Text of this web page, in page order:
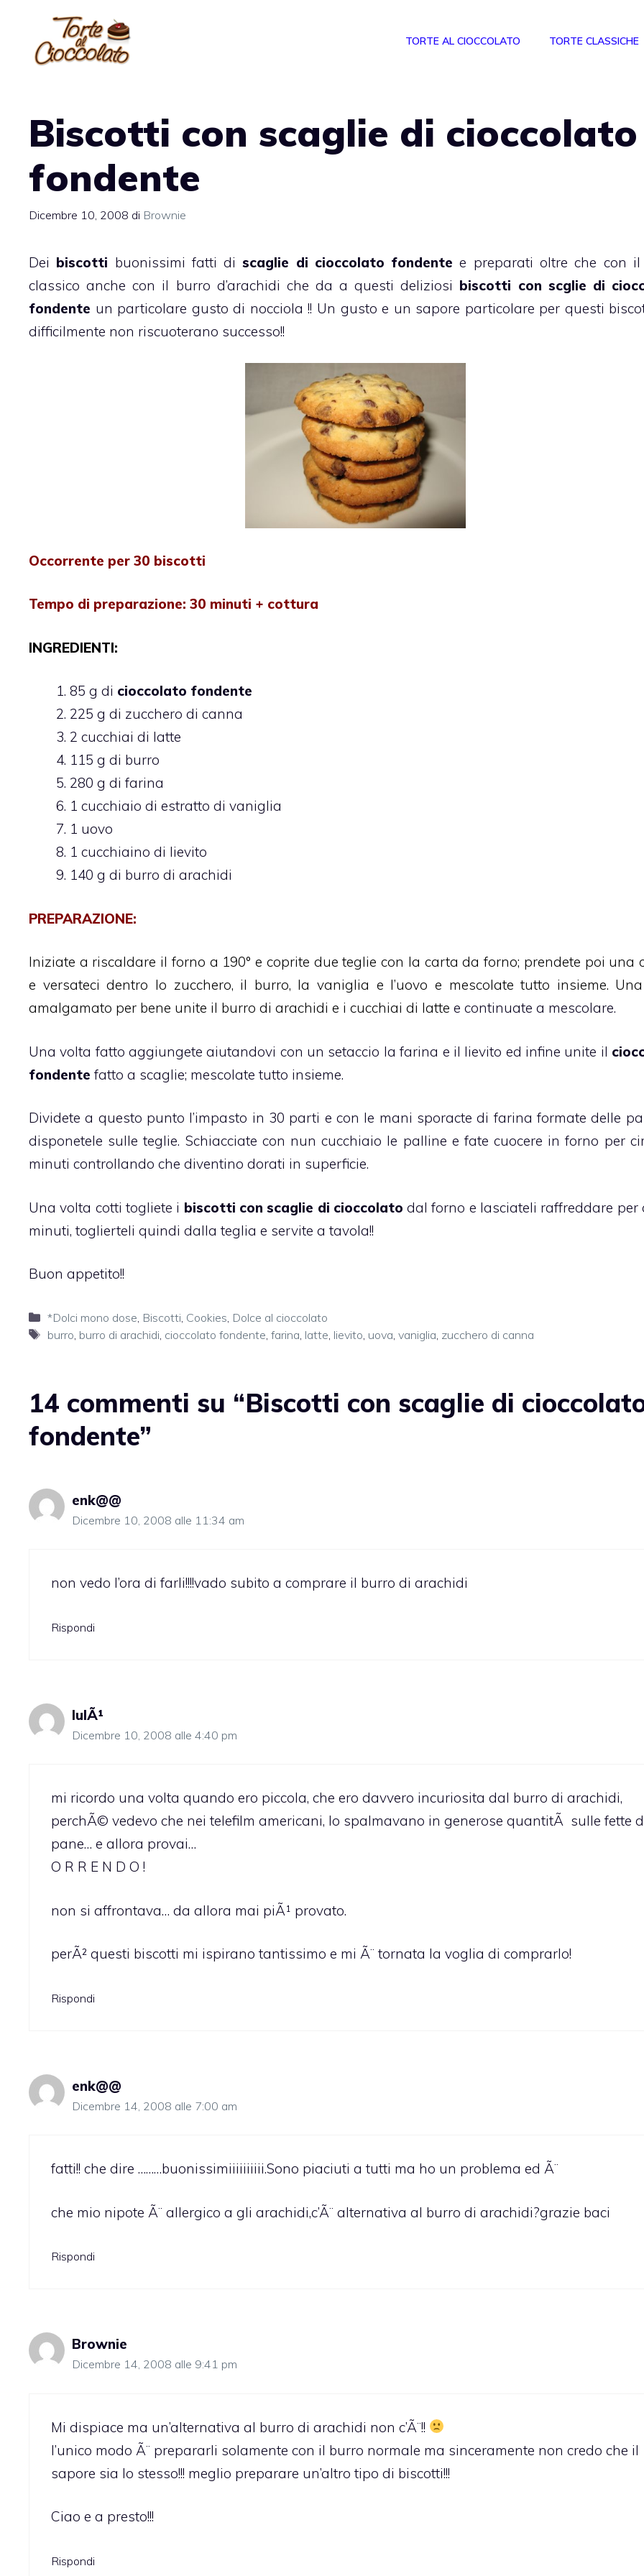
contenuto
TORTE AL CIOCCOLATO TORTE CLASSICHE
Biscotti con scaglie di cioccolato
fondente
Dicembre 10, 2008 di Brownie
Dei biscotti buonissimi fatti discaglie di cioccolato fondente e preparati oltre che con il
classico anche con il burro d’arachidi che da a questi deliziosi biscotti con scglie di
fondente un particolare gusto di nocciola !! Un gusto e un sapore particolare per questi
difficilmente non riscuoterano successo!!
Occorrente per 30 biscotti
Tempo di preparazione: 30 minuti + cottura
INGREDIENTI:
85 g di cioccolato fondente
225 g di zucchero di canna
2 cucchiai di latte
115 g di burro
280 g di farina
1 cucchiaio di estratto di vaniglia
1 uovo
1 cucchiaino di lievito
140 g di burro di arachidi
PREPARAZIONE:
Iniziate a riscaldare il forno a 190° e coprite due teglie con la carta da forno; prendete poi una
e versateci dentro lo zucchero, il burro, la vaniglia e l’uovo e mescolate tutto insieme.
amalgamato per bene unite il burro di arachidi e i cucchiai di latte e continuate a mescolare.
Una volta fatto aggiungete aiutandovi con un setaccio la farina e il lievito ed infine unite il
fondente fatto a scaglie; mescolate tutto insieme.
Dividete a questo punto l’impasto in 30 parti e con le mani sporacte di farina formate delle
disponetele sulle teglie. Schiacciate con nun cucchiaio le palline e fate cuocere in forno per
minuti controllando che diventino dorati in superficie.
Una volta cotti togliete i biscotti con scaglie di cioccolato dal forno e lasciateli raffreddare per
minuti, toglierteli quindi dalla teglia e servite a tavola!!
Buon appetito!!
Categorie
*Dolci mono dose Biscotti Cookies Dolce al cioccolato
Tag
burro burro di arachidi cioccolato fondente farina latte lievito uova vaniglia zucchero di canna
14 commenti su “Biscotti con scaglie di
fondente”
enk@@
Dicembre 10, 2008 alle 11:34 am
non vedo l’ora di farli!!!!vado subito a comprare il burro di arachidi
Rispondi
lulÃ¹
Dicembre 10, 2008 alle 4:40 pm
mi ricordo una volta quando ero piccola, che ero davvero incuriosita dal burro di arachidi,
perchÃ© vedevo che nei telefilm americani, lo spalmavano in generose quantitÃ sulle fette
pane… e allora provai…
O R R E N D O !
non si affrontava… da allora mai piÃ¹ provato.
perÃ² questi biscotti mi ispirano tantissimo e mi Ã¨ tornata la voglia di comprarlo!
Rispondi
enk@@
Dicembre 14, 2008 alle 7:00 am
fatti!! che dire ………buonissimiiiiiiiiii.Sono piaciuti a tutti ma ho un problema ed Ã¨
che mio nipote Ã¨ allergico a gli arachidi,c’Ã¨ alternativa al burro di arachidi?grazie baci
Rispondi
Brownie
Dicembre 14, 2008 alle 9:41 pm
Mi dispiace ma un’alternativa al burro di arachidi non c’Ã¨!!
l’unico modo Ã¨ prepararli solamente con il burro normale ma sinceramente non credo che il
sapore sia lo stesso!!! meglio preparare un’altro tipo di biscotti!!!
Ciao e a presto!!!
Rispondi